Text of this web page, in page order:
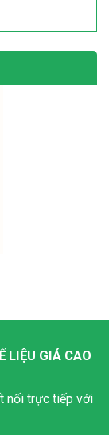
LIỆU GIÁ CAO
nối trực tiếp với